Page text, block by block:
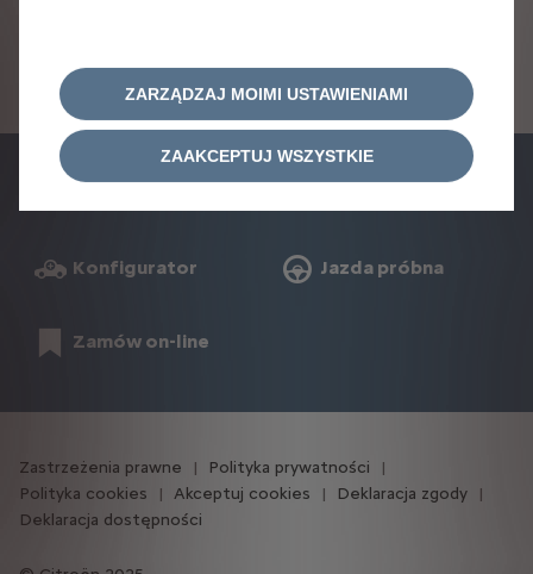
Konfigurator Jazda próbna
Zamów on-line
Zastrzeżenia prawne
Polityka prywatności
Polityka cookies
Akceptuj cookies
Deklaracja zgody
Deklaracja dostępności
ZARZĄDZAJ MOIMI USTAWIENIAMI
ZAAKCEPTUJ WSZYSTKIE